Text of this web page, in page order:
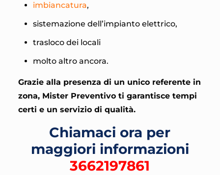
imbiancatura,
sistemazione dell’impianto elettrico,
trasloco dei locali
molto altro ancora.
Grazie alla presenza di un unico referente in
zona, Mister Preventivo ti garantisce tempi
certi e un servizio di qualità.
Chiamaci ora per
maggiori informazioni
3662197861